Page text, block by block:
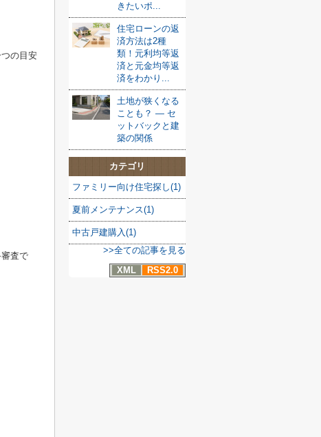
の目安
査で
きたいポ...
住宅ローンの返
済方法は2種
類！元利均等返
済と元金均等返
済をわかり...
土地が狭くなる
ことも？ ― セ
ットバックと建
築の関係
カテゴリ
ファミリー向け住宅探し(1)
夏前メンテナンス(1)
中古戸建購入(1)
>>全ての記事を見る
XML
RSS2.0